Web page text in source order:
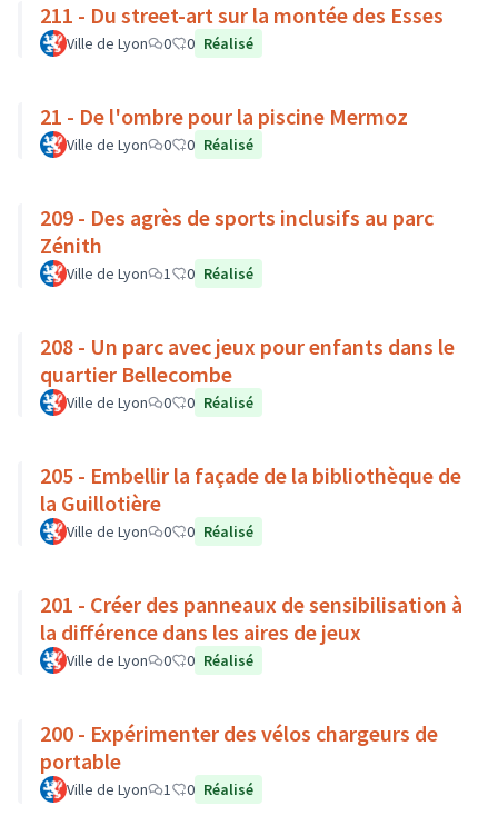
211 - Du street-art sur la montée des Esses
Ville de Lyon 0 0 Réalisé
21 - De l'ombre pour la piscine Mermoz
Ville de Lyon 0 0 Réalisé
209 - Des agrès de sports inclusifs au parc
Zénith
Ville de Lyon 1 0 Réalisé
208 - Un parc avec jeux pour enfants dans le
quartier Bellecombe
Ville de Lyon 0 0 Réalisé
205 - Embellir la façade de la bibliothèque de
la Guillotière
Ville de Lyon 0 0 Réalisé
201 - Créer des panneaux de sensibilisation à
la différence dans les aires de jeux
Ville de Lyon 0 0 Réalisé
200 - Expérimenter des vélos chargeurs de
portable
Ville de Lyon 1 0 Réalisé